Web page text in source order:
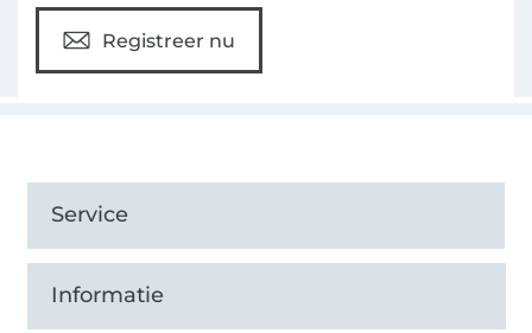
Registreer nu
Service
Informatie